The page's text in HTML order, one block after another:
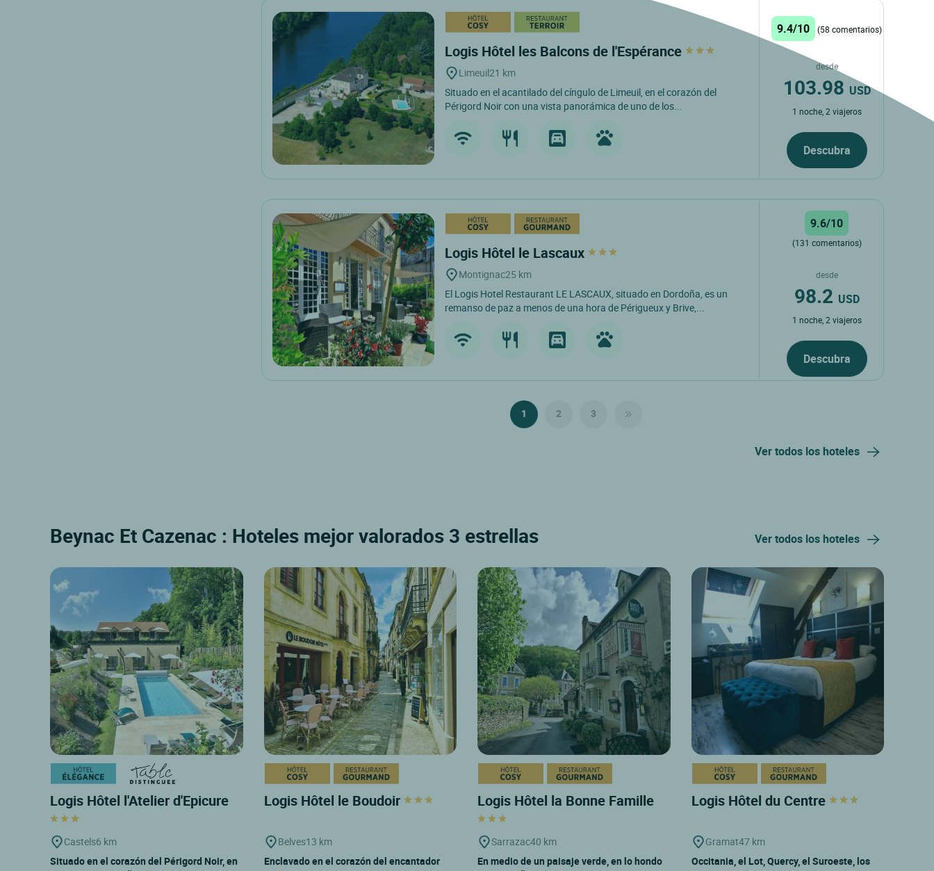
Logis Hôtel les Balcons de l'Espérance
Limeuil21 km
Situado en el acantilado del cíngulo de Limeuil, en el corazón del
Périgord Noir con una vista panorámica de uno de los...
9.4/10 (58 comentarios)
desde
103.98 USD
1 noche, 2 viajeros
Descubra
Logis Hôtel le Lascaux
Montignac25 km
El Logis Hotel Restaurant LE LASCAUX, situado en Dordoña, es un
remanso de paz a menos de una hora de Périgueux y Brive,...
9.6/10
(131 comentarios)
desde
98.2 USD
1 noche, 2 viajeros
Descubra
1 2 3
Ver todos los hoteles
Beynac Et Cazenac : Hoteles mejor valorados 3 estrellas Ver todos los hoteles
Logis Hôtel l'Atelier d'Epicure
Castels6 km
Situado en el corazón del Périgord Noir, en
Logis Hôtel le Boudoir
Belves13 km
Enclavado en el corazón del encantador
Logis Hôtel la Bonne Famille
Sarrazac40 km
En medio de un paisaje verde, en lo hondo
Logis Hôtel du Centre
Gramat47 km
Occitania, el Lot, Quercy, el Suroeste, los